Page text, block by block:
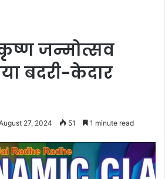
जन्मोत्सव
बदरी-केदार
27, 2024 51 1 minute read